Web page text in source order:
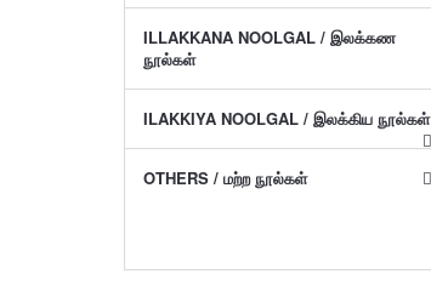
ILLAKKANA NOOLGAL / இலக்கண
நூல்கள்
ILAKKIYA NOOLGAL / இலக்கிய நூல்கள்
OTHERS / மற்ற நூல்கள்